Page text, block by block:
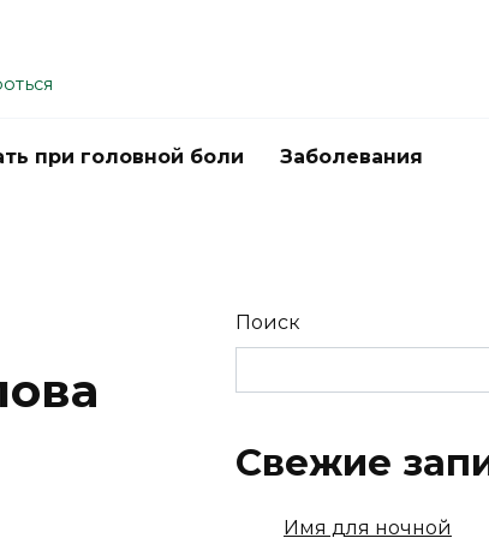
при головной боли Заболевания
Поиск
Свежие
Имя для ночной